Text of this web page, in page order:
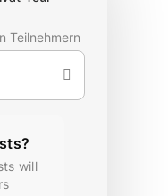
Teilnehmern
will